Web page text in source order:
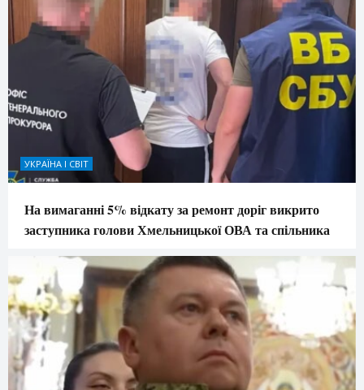
УКРАЇНА І СВІТ
На вимаганні 5% відкату за ремонт доріг викрито
заступника голови Хмельницької ОВА та спільника